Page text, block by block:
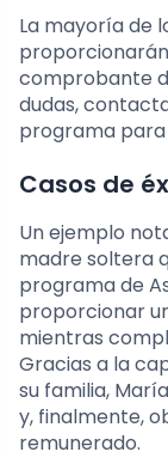
La mayoría de
comprobante
dudas,
programa
Casos de
Un ejemplo
madre soltera
programa de
proporcionar
mientras
Gracias a la
su familia,
y, finalmente,
remunerado.